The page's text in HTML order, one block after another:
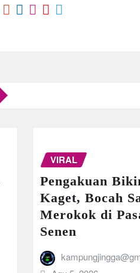
VIRAL
Pengakuan
Kaget, Bocah
Merokok di
Senen